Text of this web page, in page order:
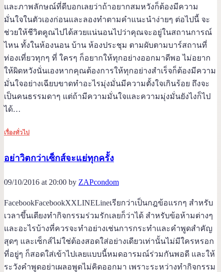
และภาพลักษณ์ที่ดีบอกเลยว่าถ้าอยากสมหวังก็ต้องมีความ
มั่นใจในตัวเองก่อนและลองทำตามคำแนะนำง่ายๆ ต่อไปนี้ จะ
ช่วยให้ชีวิตคูณไปได้สวยแน่นอนไปว่าคุณจะอยู่ในสถานการณ์
ไหน ทั้งในห้องนอน บ้าน ห้องประชุม ตามผับตามบาร์สถานที่
ท่องเที่ยวทุกๆ ที่ ใครๆ ก็อยากให้ทุกอย่างออกมาดีพอ ไม่อยาก
ให้ผิดหวังนั่นเองหากคุณต้องการให้ทุกอย่างสำเร็จก็ต้องมีความ
มั่นใจอย่างเฉียบขาดทำอะไรมุ่งมั่นมีความตั้งใจเกินร้อย ถึงจะ
เป็นคนธรรมดาๆ แต่ถ้ามีความมั่นใจและความมุ่งมั่นยังไงก็ไป
ได้…
เรื่องทั่วไป
อย่าวิตกว่าเซ็กส์จะแย่ทุกครั้ง
09/10/2016 at 20:00 by ZAPcondom
FacebookFacebookXXLINELineเรียกว่าเป็นกฎข้อแรกๆ สำหรับ
เวลาขึ้นเตียงทำกิจกรรมร่วมรักเลยก็ว่าได้ สำหรับข้อห้ามต่างๆ
และอะไรบ้างที่ควรจะทำอย่างเช่นการกระทำและคำพูดสำคัญ
สุดๆ และเซ็กส์ไม่ใช่ต้องสอดใส่อย่างเดียวเท่านั้นไม่มีใครหรอก
ที่อยู่ๆ ก็สอดใส่เข้าไปเลยแบบนี้หมดอารมณ์ร่วมกันพอดี และให้
ระวังคำพูดอย่าเผลอพูดไม่คิดออกมา เพราะระหว่างทำกิจกรรม